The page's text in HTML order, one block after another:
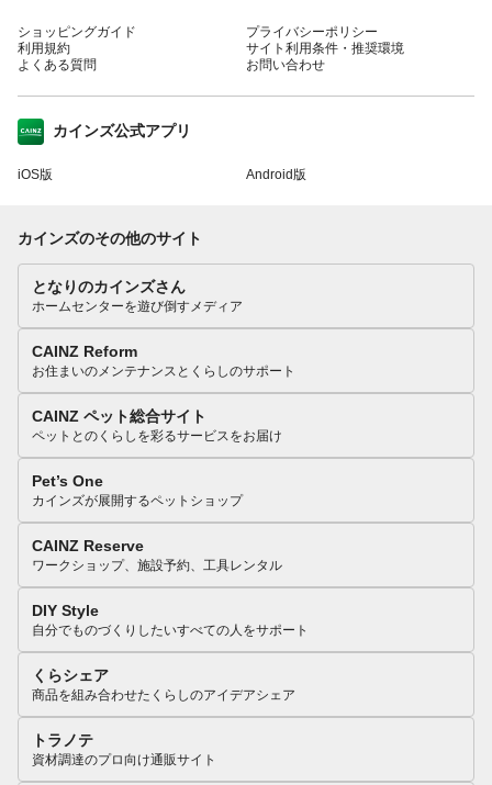
ショッピングガイド
利用規約
よくある質問
プライバシーポリシー
サイト利用条件・推奨環境
お問い合わせ
カインズ公式アプリ
iOS版 Android版
カインズのその他のサイト
となりのカインズさん
ホームセンターを遊び倒すメディア
CAINZ Reform
お住まいのメンテナンスとくらしのサポート
CAINZ ペット総合サイト
ペットとのくらしを彩るサービスをお届け
Pet’s One
カインズが展開するペットショップ
CAINZ Reserve
ワークショップ、施設予約、工具レンタル
DIY Style
自分でものづくりしたいすべての人をサポート
くらシェア
商品を組み合わせたくらしのアイデアシェア
トラノテ
資材調達のプロ向け通販サイト